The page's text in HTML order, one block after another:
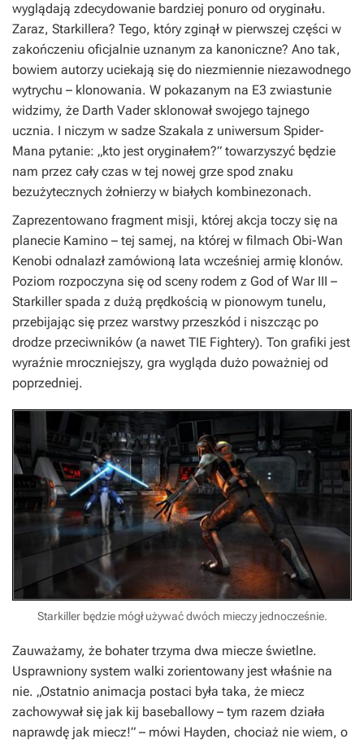
wyglądają zdecydowanie bardziej ponuro od oryginału.
Zaraz, Starkillera? Tego, który zginął w pierwszej części w
zakończeniu oficjalnie uznanym za kanoniczne? Ano tak,
bowiem autorzy uciekają się do niezmiennie niezawodnego
wytrychu – klonowania. W pokazanym na E3 zwiastunie
widzimy, że Darth Vader sklonował swojego tajnego
ucznia. I niczym w sadze Szakala z uniwersum Spider-
Mana pytanie: „kto jest oryginałem?” towarzyszyć będzie
nam przez cały czas w tej nowej grze spod znaku
bezużytecznych żołnierzy w białych kombinezonach.
Zaprezentowano fragment misji, której akcja toczy się na
planecie Kamino – tej samej, na której w filmach Obi-Wan
Kenobi odnalazł zamówioną lata wcześniej armię klonów.
Poziom rozpoczyna się od sceny rodem z God of War III –
Starkiller spada z dużą prędkością w pionowym tunelu,
przebijając się przez warstwy przeszkód i niszcząc po
drodze przeciwników (a nawet TIE Fightery). Ton grafiki jest
wyraźnie mroczniejszy, gra wygląda dużo poważniej od
poprzedniej.
Starkiller będzie mógł używać dwóch mieczy jednocześnie.
Zauważamy, że bohater trzyma dwa miecze świetlne.
Usprawniony system walki zorientowany jest właśnie na
nie. „Ostatnio animacja postaci była taka, że miecz
zachowywał się jak kij baseballowy – tym razem działa
naprawdę jak miecz!” – mówi Hayden, chociaż nie wiem, o